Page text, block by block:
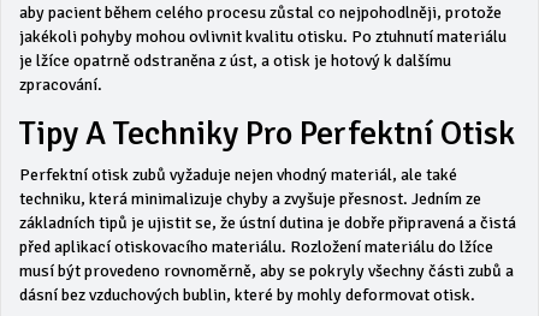
aby pacient během celého procesu zůstal co nejpohodlněji, protože
jakékoli pohyby mohou ovlivnit kvalitu otisku. Po ztuhnutí materiálu
je lžíce opatrně odstraněna z úst, a otisk je hotový k dalšímu
zpracování.
Tipy A Techniky Pro Perfektní Otisk
Perfektní otisk zubů vyžaduje nejen vhodný materiál, ale také
techniku, která minimalizuje chyby a zvyšuje přesnost. Jedním ze
základních tipů je ujistit se, že ústní dutina je dobře připravená a čistá
před aplikací otiskovacího materiálu. Rozložení materiálu do lžíce
musí být provedeno rovnoměrně, aby se pokryly všechny části zubů a
dásní bez vzduchových bublin, které by mohly deformovat otisk.